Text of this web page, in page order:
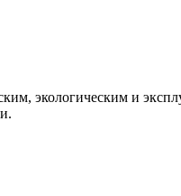
экологическим и